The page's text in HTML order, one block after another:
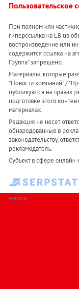
Пользовательское
При полном или
гиперссылка на LB.ua
воспроизведение или
содержится ссылка на
Группа" запрещено.
Материалы, которые
"Новости компаний" /
публикуются на правах
подготовке этого
материалах.
Редакция не несет
обнародованные в
законодательству,
рекламодатель.
Субъект в сфере
РЕКЛАМА